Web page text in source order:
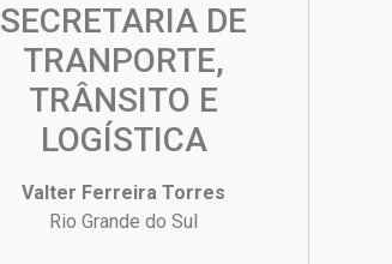
SECRETARIA DE
TRANPORTE,
TRÂNSITO E
LOGÍSTICA
Valter Ferreira Torres
Rio Grande do Sul